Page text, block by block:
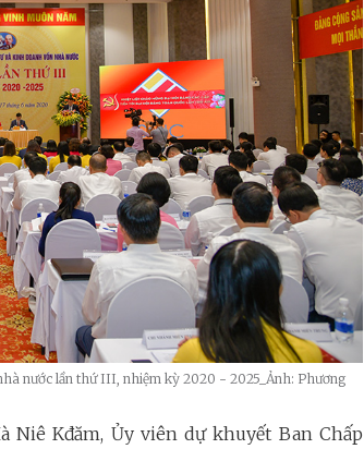
nước lần thứ III, nhiệm kỳ 2020 - 2025_Ảnh: Phương
Niê Kđăm, Ủy viên dự khuyết Ban Chấp